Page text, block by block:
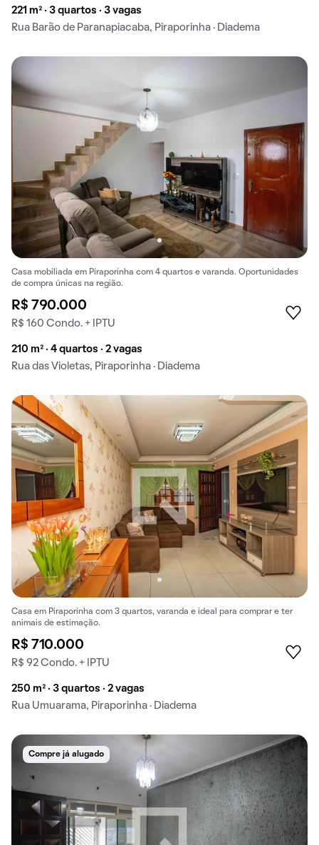
221 m² · 3 quartos · 3 vagas
Rua Barão de Paranapiacaba, Piraporinha · Diadema
Casa mobiliada em Piraporinha com 4 quartos e varanda. Oportunidades
de compra únicas na região.
R$ 790.000
R$ 160 Condo. + IPTU
210 m² · 4 quartos · 2 vagas
Rua das Violetas, Piraporinha · Diadema
Casa em Piraporinha com 3 quartos, varanda e ideal para comprar e ter
animais de estimação.
R$ 710.000
R$ 92 Condo. + IPTU
250 m² · 3 quartos · 2 vagas
Rua Umuarama, Piraporinha · Diadema
Compre já alugado